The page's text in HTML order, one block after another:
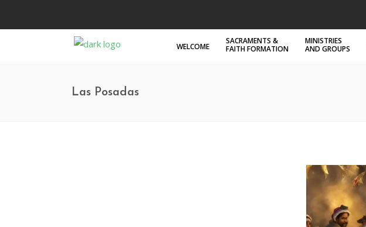
WELCOME
SACRAMENTS &
FAITH FORMATION
MINISTRIES
AND GROUPS
Las Posadas